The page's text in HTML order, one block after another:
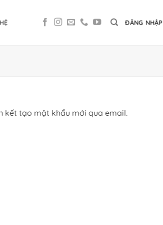
ĐĂNG NHẬP
kết tạo mật khẩu mới qua email.